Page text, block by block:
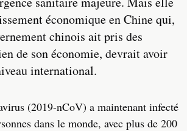
économique en Chine qui,
chinois ait pris des
de son économie, devrait avoir
international.
(2019-nCoV) a maintenant infecté
dans le monde, avec plus de 200